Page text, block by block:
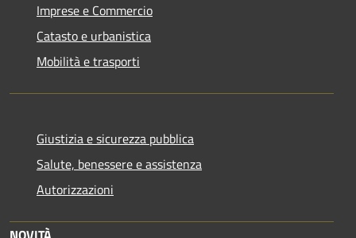
Imprese e Commercio
Catasto e urbanistica
Mobilità e trasporti
Giustizia e sicurezza pubblica
Salute, benessere e assistenza
Autorizzazioni